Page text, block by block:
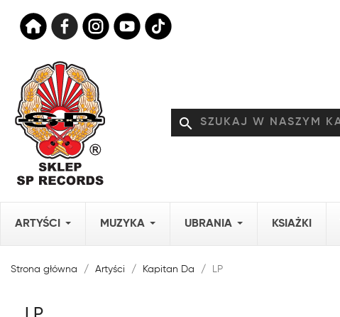
search
ARTYŚCI MUZYKA UBRANIA KSIAŻKI
Strona główna Artyści Kapitan Da LP